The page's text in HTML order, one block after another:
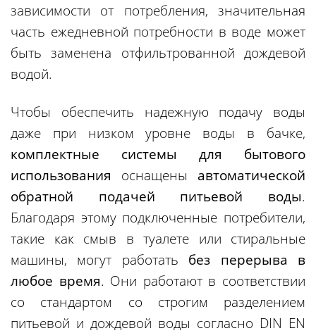
зависимости от потребления, значительная
часть ежедневной потребности в воде может
быть заменена отфильтрованной дождевой
водой.
Чтобы обеспечить надежную подачу воды
даже при низком уровне воды в бачке,
комплектные системы для бытового
использования оснащены автоматической
обратной подачей питьевой воды.
Благодаря этому подключенные потребители,
такие как смыв в туалете или стиральные
машины, могут работать без перерыва в
любое время. Они работают в соответствии
со стандартом со строгим разделением
питьевой и дождевой воды согласно DIN EN